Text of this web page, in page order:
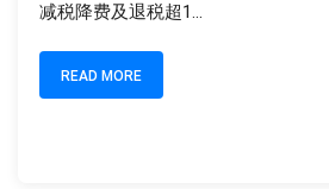
减税降费及退税超1...
READ MORE